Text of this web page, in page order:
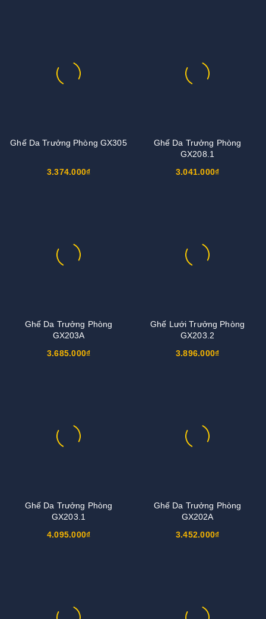
Ghế Da Trưởng Phòng GX305
3.374.000₫
Ghế Da Trưởng Phòng
GX208.1
3.041.000₫
Ghế Da Trưởng Phòng
GX203A
3.685.000₫
Ghế Lưới Trưởng Phòng
GX203.2
3.896.000₫
Ghế Da Trưởng Phòng
GX203.1
4.095.000₫
Ghế Da Trưởng Phòng
GX202A
3.452.000₫